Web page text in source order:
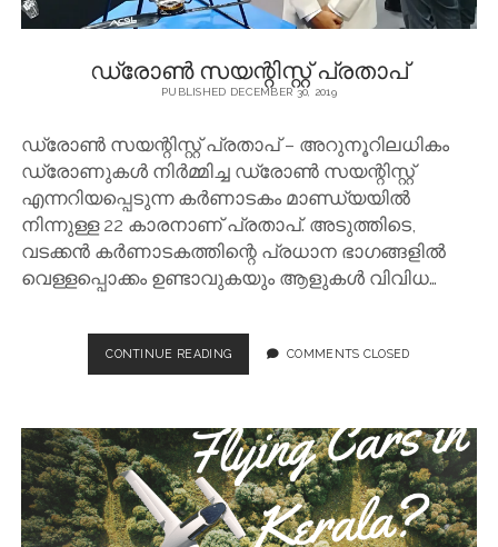
ഡ്രോൺ സയന്റിസ്റ്റ് പ്രതാപ്
PUBLISHED DECEMBER 30, 2019
ഡ്രോൺ സയന്റിസ്റ്റ് പ്രതാപ് – അറുനൂറിലധികം
ഡ്രോണുകൾ നിർമ്മിച്ച ഡ്രോൺ സയന്റിസ്റ്റ്
എന്നറിയപ്പെടുന്ന കർണാടകം മാണ്ഡ്യയിൽ
നിന്നുള്ള 22 കാരനാണ് പ്രതാപ്. അടുത്തിടെ,
വടക്കൻ കർണാടകത്തിന്റെ പ്രധാന ഭാഗങ്ങളിൽ
വെള്ളപ്പൊക്കം ഉണ്ടാവുകയും ആളുകൾ വിവിധ…
CONTINUE READINGഡ്രോൺ
സയന്റിസ്റ്റ്
COMMENTS CLOSED